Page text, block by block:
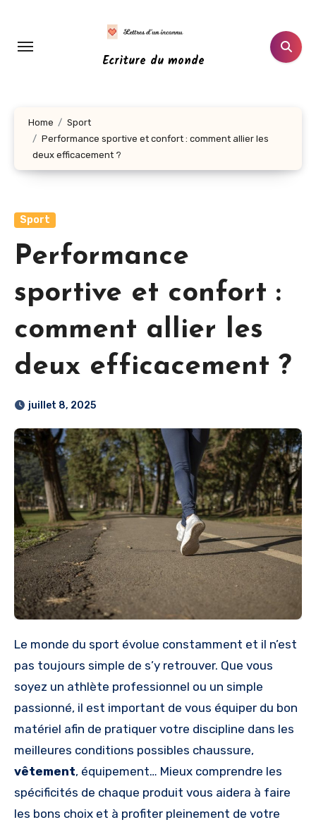
contenu
Ecriture du monde
Home
Sport
Performance sportive et confort : comment allier les
deux efficacement ?
Sport
Performance
sportive et confort :
comment allier les
deux efficacement ?
juillet 8, 2025
Le monde du sport évolue constamment et il n’est
pas toujours simple de s’y retrouver. Que vous
soyez un athlète professionnel ou un simple
passionné, il est important de vous équiper du bon
matériel afin de pratiquer votre discipline dans les
meilleures conditions possibles chaussure,
vêtement, équipement… Mieux comprendre les
spécificités de chaque produit vous aidera à faire
les bons choix et à profiter pleinement de votre